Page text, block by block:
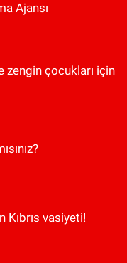
Ajansı
zengin çocukları için
Kıbrıs vasiyeti!